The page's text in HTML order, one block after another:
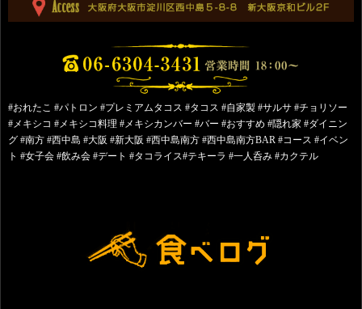
#おれたこ #パトロン #プレミアムタコス #タコス #自家製 #サルサ #チョリソー
#メキシコ #メキシコ料理 #メキシカンバー #バー #おすすめ #隠れ家 #ダイニン
グ #南方 #西中島 #大阪 #新大阪 #西中島南方 #西中島南方BAR #コース #イベン
ト #女子会 #飲み会 #デート #タコライス#テキーラ #一人呑み #カクテル